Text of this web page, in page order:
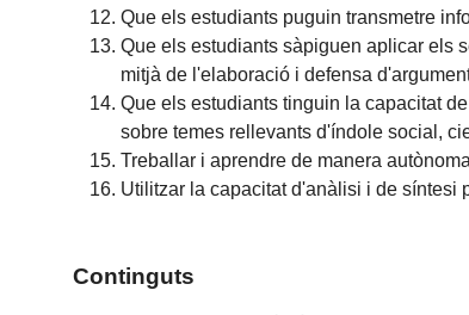
Que els estudiants puguin transmetre
Que els estudiants sàpiguen aplicar els
mitjà de l'elaboració i defensa
Que els estudiants tinguin la capacitat
sobre temes rellevants d'índole social,
Treballar i aprendre de manera
Utilitzar la capacitat d'anàlisi i de síntesi
Continguts